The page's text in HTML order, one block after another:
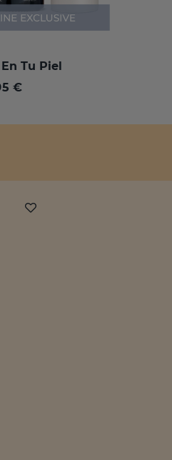
Tu Piel
€